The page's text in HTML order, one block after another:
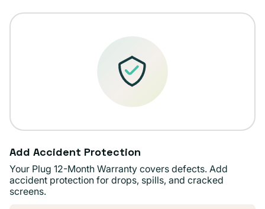
Add Accident Protection
Your Plug 12-Month Warranty covers defects. Add
accident protection for drops, spills, and cracked
screens.